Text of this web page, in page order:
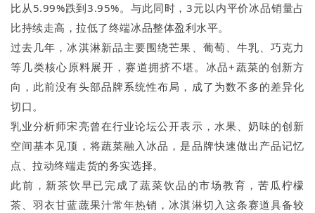
比从5.99%跌到3.95%。与此同时，3元以内平价冰品销量占
比持续走高，拉低了终端冰品整体盈利水平。
过去几年，冰淇淋新品主要围绕芒果、葡萄、牛乳、巧克力
等几类核心原料展开，赛道拥挤不堪。冰品+蔬菜的创新方
向，此前没有头部品牌系统性布局，成了为数不多的差异化
切口。
乳业分析师宋亮曾在行业论坛公开表示，水果、奶味的创新
空间基本见顶，将蔬菜融入冰品，是品牌快速做出产品记忆
点、拉动终端走货的务实选择。
此前，新茶饮早已完成了蔬菜饮品的市场教育，苦瓜柠檬
茶、羽衣甘蓝蔬果汁常年热销，冰淇淋切入这条赛道具备较